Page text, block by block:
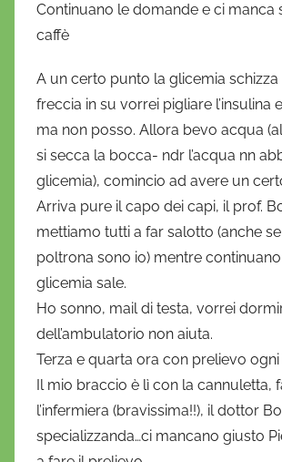
Continuano le domande e ci manca
caffè
A un certo punto la glicemia schizza
freccia in su vorrei pigliare l’insulina
ma non posso. Allora bevo acqua
si secca la bocca- ndr l’acqua nn
glicemia), comincio ad avere un
Arriva pure il capo dei capi, il prof.
mettiamo tutti a far salotto (anche se
poltrona sono io) mentre
glicemia sale.
Ho sonno, mail di testa, vorrei
dell’ambulatorio non aiuta.
Terza e quarta ora con prelievo
Il mio braccio è lì con la cannuletta,
l’infermiera (bravissima!!), il dottor
specializzanda…ci mancano giusto